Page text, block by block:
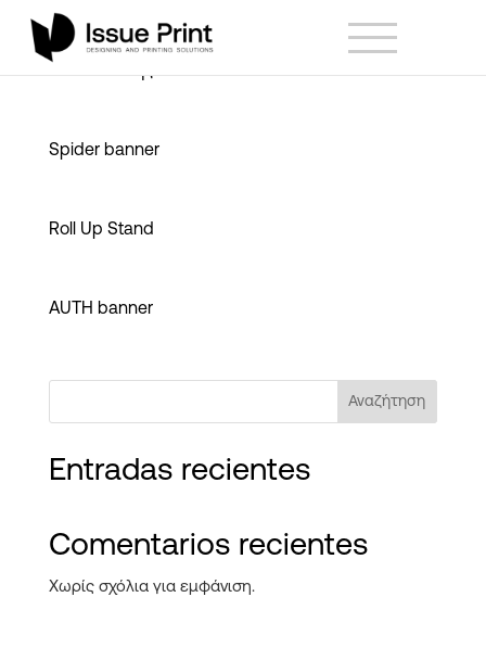
Μαντουλίδης πανό
Spider banner
Roll Up Stand
AUTH banner
Αναζήτηση
Entradas recientes
Comentarios recientes
Χωρίς σχόλια για εμφάνιση.